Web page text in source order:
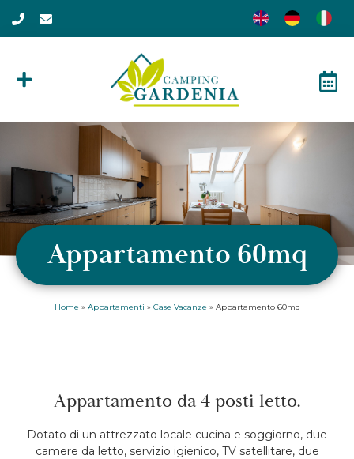
Appartamento 60mq
Home » Appartamenti » Case Vacanze » Appartamento 60mq
Appartamento da 4 posti letto.
Dotato di un attrezzato locale cucina e soggiorno, due
camere da letto, servizio igienico, TV satellitare, due